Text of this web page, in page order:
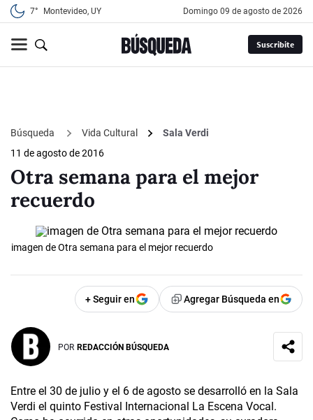
7° Montevideo, UY domingo 09 de agosto de 2026
Suscribite
Búsqueda Vida Cultural
Sala Verdi
11 de agosto de 2016
Otra semana para el mejor
recuerdo
imagen de Otra semana para el mejor recuerdo
+ Seguir en Agregar Búsqueda en
POR REDACCIÓN BÚSQUEDA
Entre el 30 de julio y el 6 de agosto se desarrolló en la Sala
Verdi el quinto Festival Internacional La Escena Vocal.